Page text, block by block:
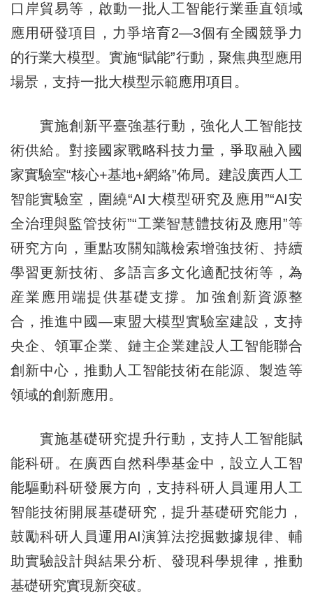
口岸貿易等，啟動一批人工智能行業垂直領域
應用研發項目，力爭培育2—3個有全國競爭力
的行業大模型。實施“賦能”行動，聚焦典型應用
場景，支持一批大模型示範應用項目。
實施創新平臺強基行動，強化人工智能技
術供給。對接國家戰略科技力量，爭取融入國
家實驗室“核心+基地+網絡”佈局。建設廣西人工
智能實驗室，圍繞“AI大模型研究及應用”“AI安
全治理與監管技術”“工業智慧體技術及應用”等
研究方向，重點攻關知識檢索增強技術、持續
學習更新技術、多語言多文化適配技術等，為
産業應用端提供基礎支撐。加強創新資源整
合，推進中國—東盟大模型實驗室建設，支持
央企、領軍企業、鏈主企業建設人工智能聯合
創新中心，推動人工智能技術在能源、製造等
領域的創新應用。
實施基礎研究提升行動，支持人工智能賦
能科研。在廣西自然科學基金中，設立人工智
能驅動科研發展方向，支持科研人員運用人工
智能技術開展基礎研究，提升基礎研究能力，
鼓勵科研人員運用AI演算法挖掘數據規律、輔
助實驗設計與結果分析、發現科學規律，推動
基礎研究實現新突破。